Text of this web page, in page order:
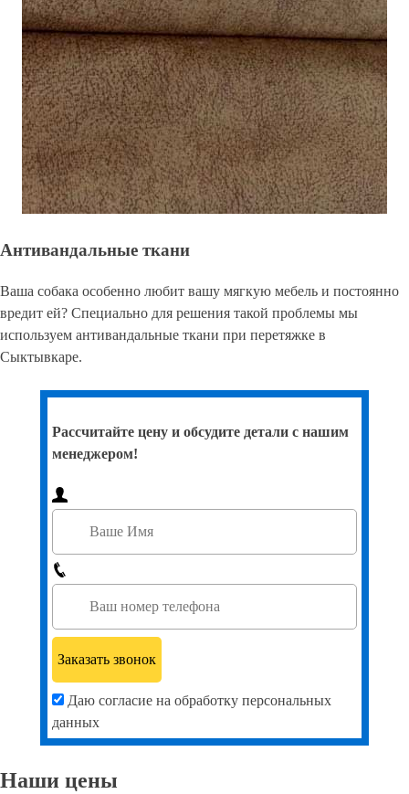
Антивандальные ткани
Ваша собака особенно любит вашу мягкую мебель и постоянно
вредит ей? Специально для решения такой проблемы мы
используем антивандальные ткани при перетяжке в
Сыктывкаре.
Рассчитайте цену и обсудите детали с нашим
менеджером!
Даю согласие на обработку персональных
данных
Наши цены